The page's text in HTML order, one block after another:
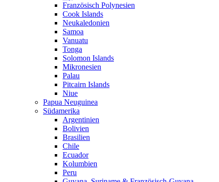
Französisch Polynesien
Cook Islands
Neukaledonien
Samoa
Vanuatu
Tonga
Solomon Islands
Mikronesien
Palau
Pitcairn Islands
Niue
Papua Neuguinea
Südamerika
Argentinien
Bolivien
Brasilien
Chile
Ecuador
Kolumbien
Peru